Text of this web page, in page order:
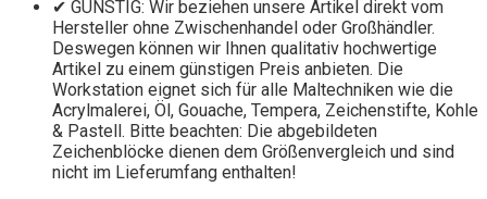
✔ GÜNSTIG: Wir beziehen unsere Artikel direkt vom
Hersteller ohne Zwischenhandel oder Großhändler.
Deswegen können wir Ihnen qualitativ hochwertige
Artikel zu einem günstigen Preis anbieten. Die
Workstation eignet sich für alle Maltechniken wie die
Acrylmalerei, Öl, Gouache, Tempera, Zeichenstifte, Kohle
& Pastell. Bitte beachten: Die abgebildeten
Zeichenblöcke dienen dem Größenvergleich und sind
nicht im Lieferumfang enthalten!